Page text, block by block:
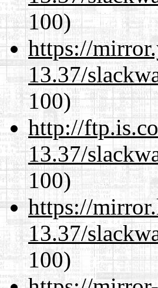
100)
https://
13.37/
100)
http://
13.37/
100)
https://
13.37/
100)